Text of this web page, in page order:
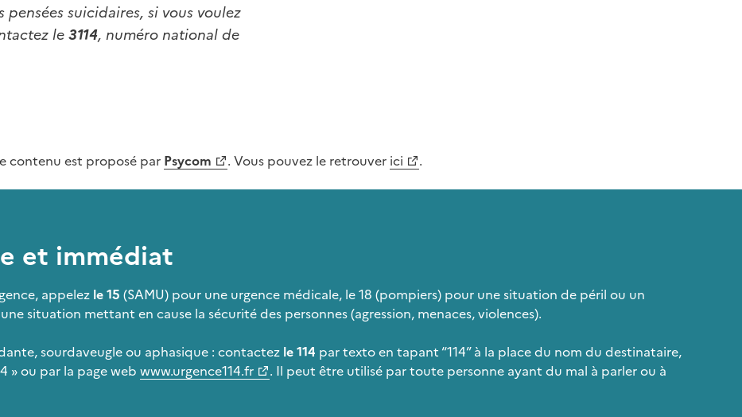
pensées suicidaires, si vous voulez
le3114, numéro national de
contenu est proposé par Psycom . Vous pouvez le retrouver ici .
et immédiat
appelez le 15 (SAMU) pour une urgence médicale, le 18 (pompiers) pour une situation de péril ou un
situation mettant en cause la sécurité des personnes (agression, menaces, violences).
sourdaveugle ou aphasique : contactez le 114 par texto en tapant “114” à la place du nom du destinataire,
» ou par la page web www.urgence114.fr
. Il peut être utilisé par toute personne ayant du mal à parler ou à